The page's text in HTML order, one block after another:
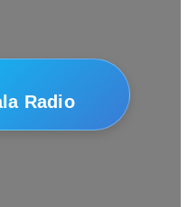
Radio